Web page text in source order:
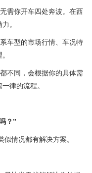
需你开车四处奔波。在西
。
车型的市场行情、车况特
不同，会根据你的具体需
律的流程。
？”
情况都有解决方案。